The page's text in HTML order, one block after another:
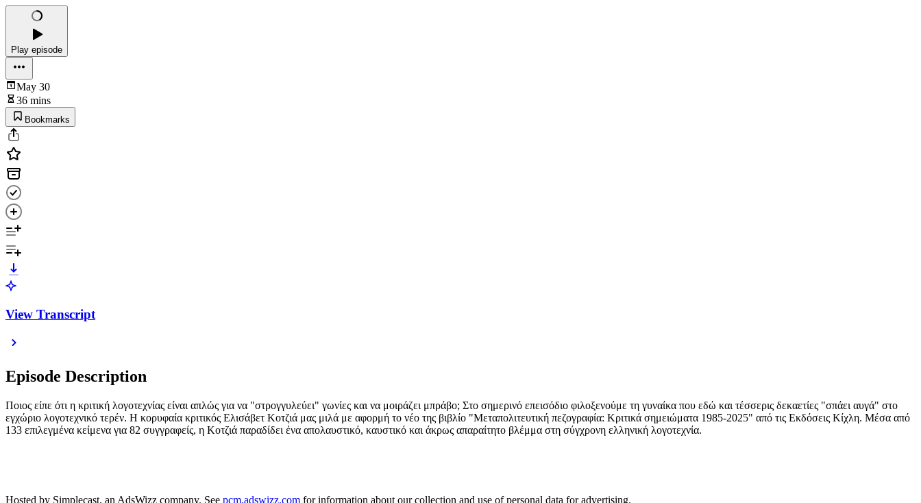
Play episode
May 30
36 mins
Bookmarks
View Transcript
Episode Description
Ποιος είπε ότι η κριτική λογοτεχνίας είναι απλώς για να "στρογγυλεύει" γωνίες και να μοιράζει μπράβο; Στο σημερινό επεισόδιο φιλοξενούμε τη γυναίκα που εδώ και τέσσερις δεκαετίες "σπάει αυγά" στο
εγχώριο λογοτεχνικό τερέν. Η κορυφαία κριτικός Ελισάβετ Κοτζιά μας μιλά με αφορμή το νέο της βιβλίο "Μεταπολιτευτική πεζογραφία: Κριτικά σημειώματα 1985-2025" από τις Εκδόσεις Κίχλη. Μέσα από
133 επιλεγμένα κείμενα για 82 συγγραφείς, η Κοτζιά παραδίδει ένα απολαυστικό, καυστικό και άκρως απαραίτητο βλέμμα στη σύγχρονη ελληνική λογοτεχνία.
Hosted by Simplecast, an AdsWizz company. See pcm.adswizz.com for information about our collection and use of personal data for advertising.